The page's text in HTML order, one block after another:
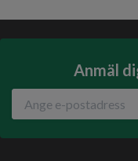
Anmäl